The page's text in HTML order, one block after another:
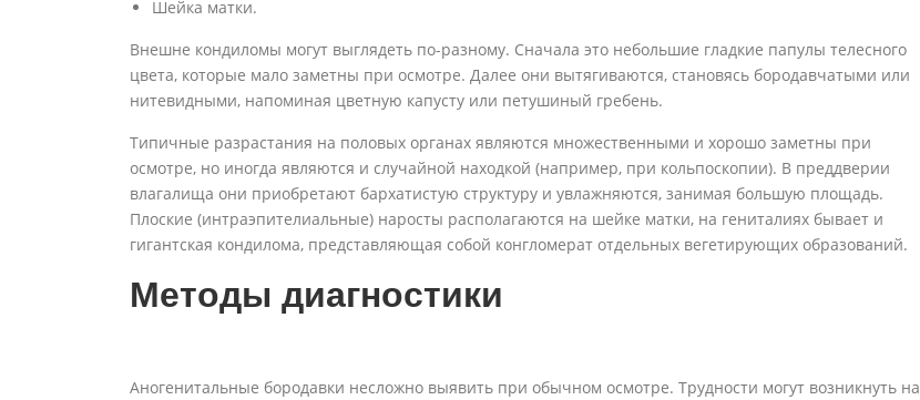
Шейка матки.
Внешне кондиломы могут выглядеть по-разному. Сначала это небольшие гладкие папулы телесного
цвета, которые мало заметны при осмотре. Далее они вытягиваются, становясь бородавчатыми или
нитевидными, напоминая цветную капусту или петушиный гребень.
Типичные разрастания на половых органах являются множественными и хорошо заметны при
осмотре, но иногда являются и случайной находкой (например, при кольпоскопии). В преддверии
влагалища они приобретают бархатистую структуру и увлажняются, занимая большую площадь.
Плоские (интраэпителиальные) наросты располагаются на шейке матки, на гениталиях бывает и
гигантская кондилома, представляющая собой конгломерат отдельных вегетирующих образований.
Методы диагностики
Аногенитальные бородавки несложно выявить при обычном осмотре. Трудности могут возникнуть на